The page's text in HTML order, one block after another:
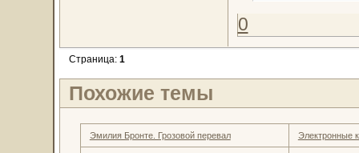
0
Страница: 1
Похожие темы
Эмилия Бронте. Грозовой перевал Электронные